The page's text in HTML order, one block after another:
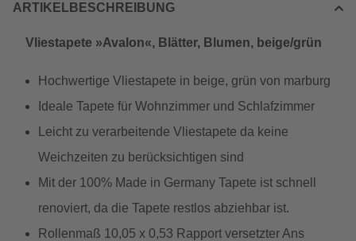
ARTIKELBESCHREIBUNG
Vliestapete »Avalon«, Blätter, Blumen, beige/grün
Hochwertige Vliestapete in beige, grün von marburg
Ideale Tapete für Wohnzimmer und Schlafzimmer
Leicht zu verarbeitende Vliestapete da keine
Weichzeiten zu berücksichtigen sind
Mit der 100% Made in Germany Tapete ist schnell
renoviert, da die Tapete restlos abziehbar ist.
Rollenmaß 10,05 x 0,53 Rapport versetzter Ans